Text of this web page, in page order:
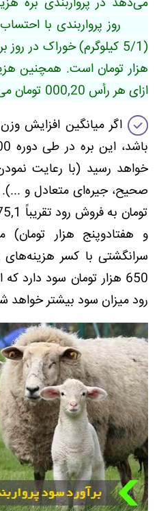
هزار تومان است. همچنین
ازای هر رأس 000,20 تومان می‌باشد.
خواهد رسید (با رعایت
و هفتادوپنج هزار
650 هزار تومان سود دارد
رود میزان سود بیشتر خواهد